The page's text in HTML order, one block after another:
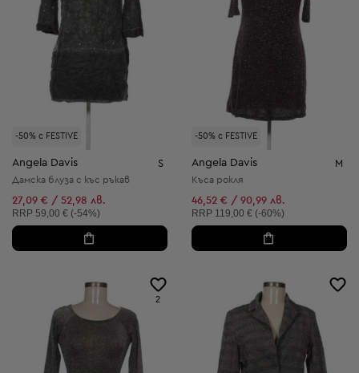
-50% с FESTIVE
Angela Davis S
Дамска блуза с къс ръкав
27,09 € / 52,98 лв.
Препоръчителна цена:
RRP 59,00 € (-54%)
-50% с FESTIVE
Angela Davis M
Къса рокля
46,52 € / 90,99 лв.
Препоръчителна цена:
RRP 119,00 € (-60%)
2